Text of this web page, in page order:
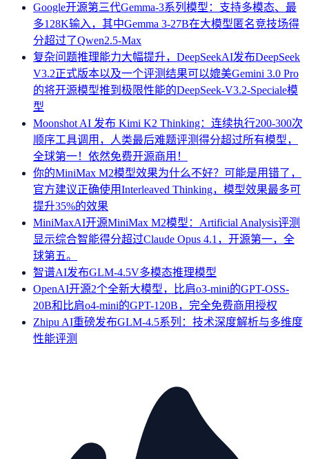
Google开源第三代Gemma-3系列模型：支持多模态、最
多128K输入，其中Gemma 3-27B在大模型匿名竞技场得
分超过了Qwen2.5-Max
复杂问题推理能力大幅提升，DeepSeekAI发布DeepSeek
V3.2正式版本以及一个评测结果可以媲美Gemini 3.0 Pro
的将开源模型推到极限性能的DeepSeek-V3.2-Speciale模
型
Moonshot AI 发布 Kimi K2 Thinking：连续执行200-300次
顺序工具调用，人类最后难题评测得分超过所有模型，
全球第一！依然免费开源商用！
你的MiniMax M2模型效果为什么不好？可能是用错了，
官方建议正确使用Interleaved Thinking，模型效果最多可
提升35%的效果
MiniMaxAI开源MiniMax M2模型：Artificial Analysis评测
显示综合智能得分超过Claude Opus 4.1，开源第一，全
球第五。
智谱AI发布GLM-4.5V多模态推理模型
OpenAI开源2个全新大模型，比肩o3-mini的GPT-OSS-
20B和比肩o4-mini的GPT-120B，完全免费商用授权
Zhipu AI重磅发布GLM-4.5系列：技术深度解析与多维度
性能评测